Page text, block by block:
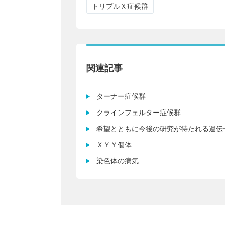
トリプルＸ症候群
関連記事
ターナー症候群
クラインフェルター症候群
希望とともに今後の研究が待たれる遺伝
ＸＹＹ個体
染色体の病気